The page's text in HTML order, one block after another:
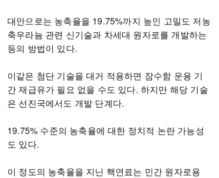
대안으로는 농축율을 19.75%까지 높인 고밀도 저농
축우라늄 관련 신기술과 차세대 원자로를 개발하는
등의 방법이 있다.
이같은 첨단 기술을 대거 적용하면 잠수함 운용 기
간 재급유가 필요 없을 수도 있다. 하지만 해당 기술
은 선진국에서도 개발 단계다.
19.75% 수준의 농축율에 대한 정치적 논란 가능성
도 있다.
이 정도의 농축율을 지닌 핵연료는 민간 원자로용